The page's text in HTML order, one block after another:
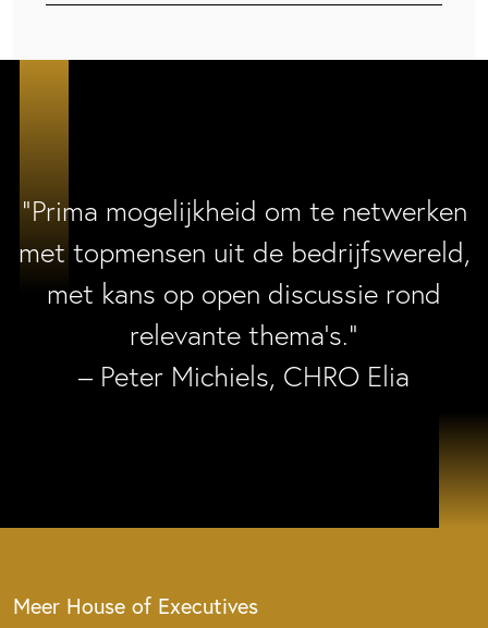
“Prima mogelijkheid om te netwerken
met topmensen uit de bedrijfswereld,
met kans op open discussie rond
relevante thema’s.”
– Peter Michiels, CHRO Elia
Meer House of Executives